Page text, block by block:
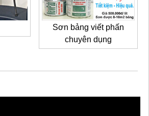
Sơn bảng viết phấn
chuyên dụng